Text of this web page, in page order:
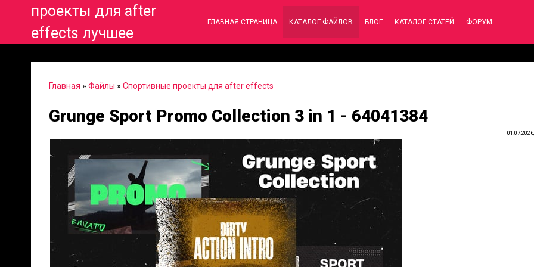
проекты для after
effects лучшее
ГЛАВНАЯ СТРАНИЦА КАТАЛОГ ФАЙЛОВ БЛОГ КАТАЛОГ СТАТЕЙ ФОРУМ
Главная » Файлы » Спортивные проекты для after effects
Grunge Sport Promo Collection 3 in 1 - 64041384